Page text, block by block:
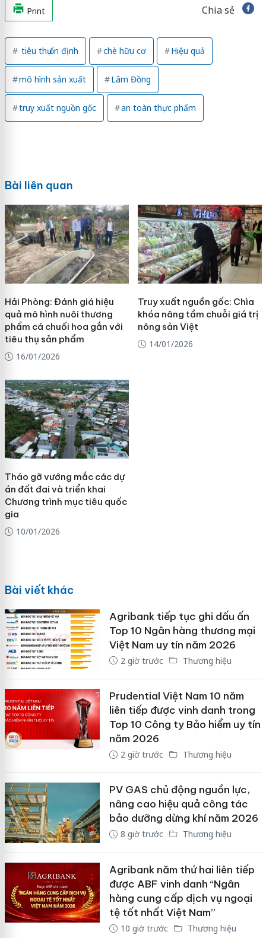
Print Chia sẻ
tiêu thụ ổn định chè hữu cơ Hiệu quả
mô hình sản xuất Lâm Đồng
truy xuất nguồn gốc an toàn thực phẩm
Bài liên quan
Hải Phòng: Đánh giá hiệu
quả mô hình nuôi thương
phẩm cá chuối hoa gắn với
tiêu thụ sản phẩm
16/01/2026
Truy xuất nguồn gốc: Chìa
khóa nâng tầm chuỗi giá trị
nông sản Việt
14/01/2026
Tháo gỡ vướng mắc các dự
án đất đai và triển khai
Chương trình mục tiêu quốc
gia
10/01/2026
Bài viết khác
Agribank tiếp tục ghi dấu ấn
Top 10 Ngân hàng thương mại
Việt Nam uy tín năm 2026
2 giờ trước Thương hiệu
Prudential Việt Nam 10 năm
liên tiếp được vinh danh trong
Top 10 Công ty Bảo hiểm uy tín
năm 2026
2 giờ trước Thương hiệu
PV GAS chủ động nguồn lực,
nâng cao hiệu quả công tác
bảo dưỡng dừng khí năm 2026
8 giờ trước Thương hiệu
Agribank năm thứ hai liên tiếp
được ABF vinh danh “Ngân
hàng cung cấp dịch vụ ngoại
tệ tốt nhất Việt Nam”
10 giờ trước Thương hiệu